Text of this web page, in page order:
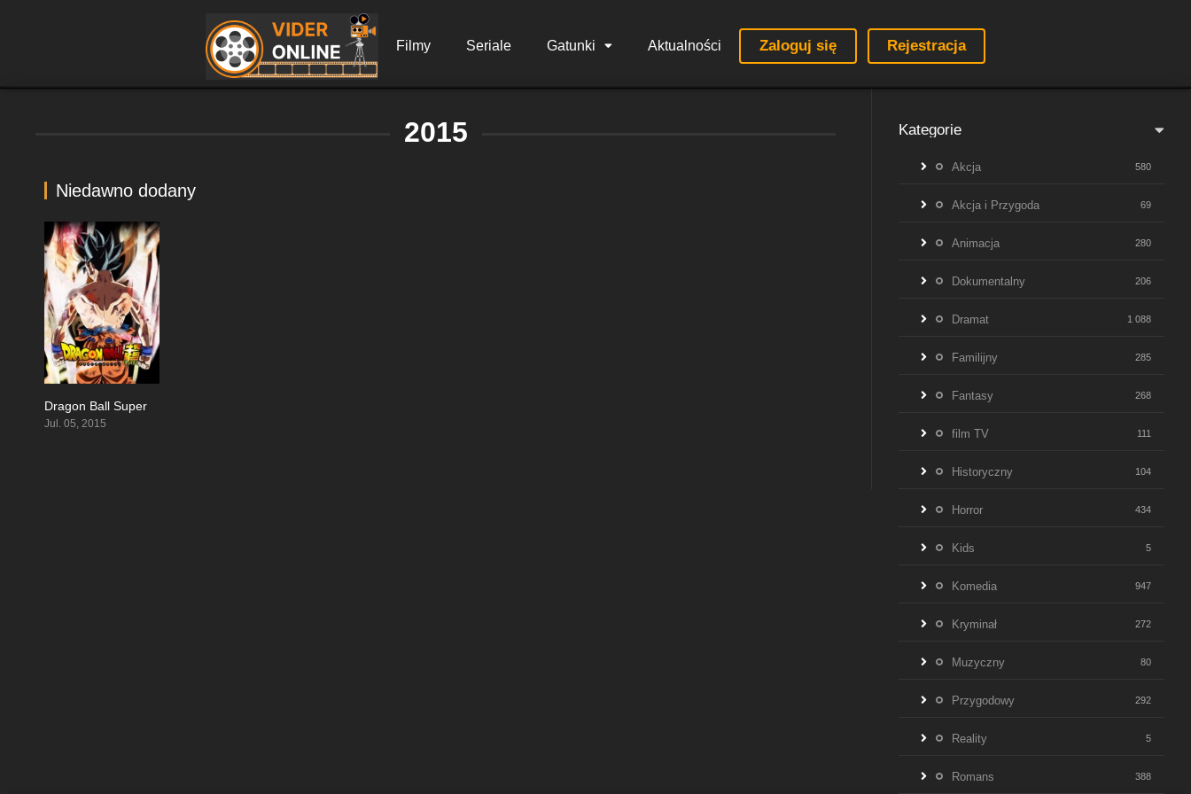
Filmy Seriale Gatunki Aktualności Zaloguj się Rejestracja
2015
Niedawno dodany
8.202
Dragon Ball Super
Jul. 05, 2015
Kategorie
Akcja 580
Akcja i Przygoda 69
Animacja 280
Dokumentalny 206
Dramat 1 088
Familijny 285
Fantasy 268
film TV 111
Historyczny 104
Horror 434
Kids 5
Komedia 947
Kryminał 272
Muzyczny 80
Przygodowy 292
Reality 5
Romans 388